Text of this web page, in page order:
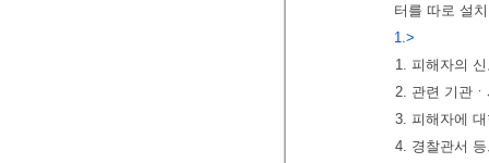
터를 따로 설
1.>
1. 피해자의
2. 관련 기관
3. 피해자에
4. 경찰관서